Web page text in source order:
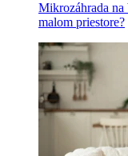
Mikrozáhrada
malom priestore?